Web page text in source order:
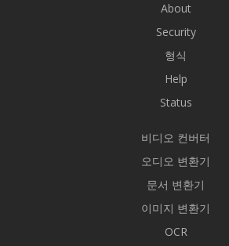
About
Security
형식
Help
Status
비디오 컨버터
오디오 변환기
문서 변환기
이미지 변환기
OCR